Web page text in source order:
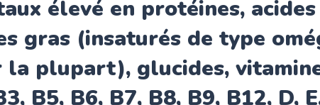
élevé en protéines,
gras (insaturés de type
la plupart), glucides,
B5, B6, B7, B8, B9, B12, D,